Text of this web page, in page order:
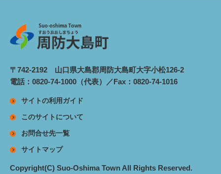
〒742-2192 山口県大島郡周防大島町大字小松126-2
電話：0820-74-1000（代表）／Fax：0820-74-1016
サイトの利用ガイド
このサイトについて
お問合せ先一覧
サイトマップ
Copyright(C) Suo-Oshima Town All Rights Reserved.